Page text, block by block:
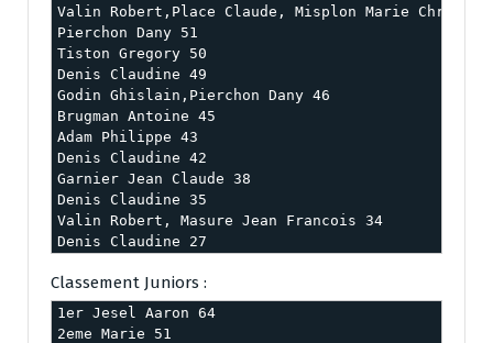
Valin Robert,Place Claude, Misplon Marie
Pierchon Dany 51
Tiston Gregory 50
Denis Claudine 49
Godin Ghislain,Pierchon Dany 46
Brugman Antoine 45
Adam Philippe 43
Denis Claudine 42
Garnier Jean Claude 38
Denis Claudine 35
Valin Robert, Masure Jean Francois 34
Denis Claudine 27
Classement Juniors :
1er Jesel Aaron 64
2eme Marie 51